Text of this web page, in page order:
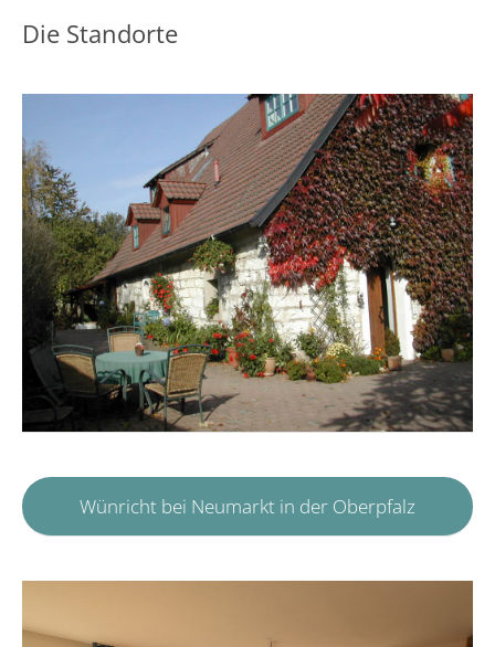
Die Standorte
Wünricht bei Neumarkt in der Oberpfalz